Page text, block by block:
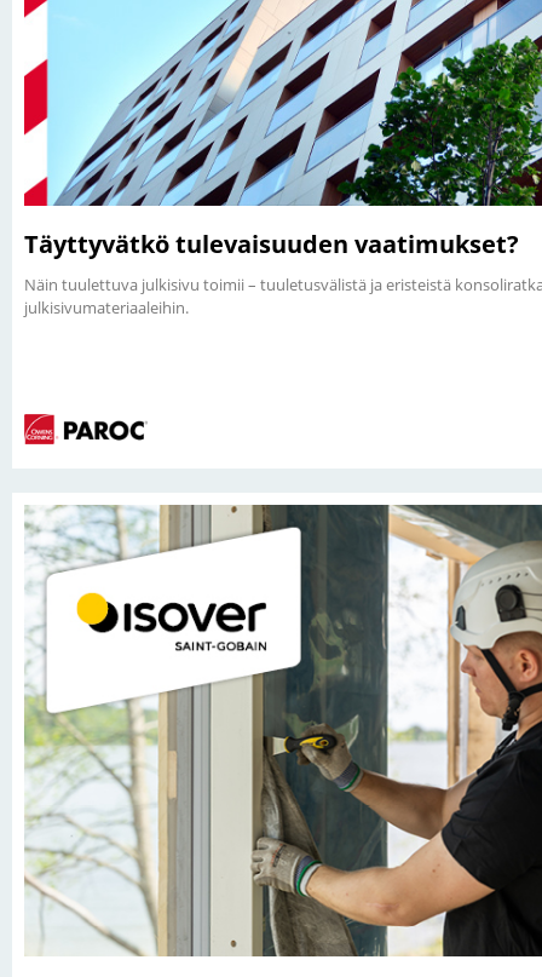
Täyttyvätkö tulevaisuuden vaatimukset?
Näin tuulettuva julkisivu toimii – tuuletusvälistä ja eristeistä
julkisivumateriaaleihin.